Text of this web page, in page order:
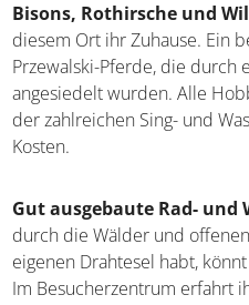
Bisons, Rothirsche und
diesem Ort ihr Zuhause. Ein
Przewalski-Pferde, die durch
angesiedelt wurden. Alle
der zahlreichen Sing- und
Kosten.
Gut ausgebaute Rad- und
durch die Wälder und
eigenen Drahtesel habt,
Im Besucherzentrum erfahrt